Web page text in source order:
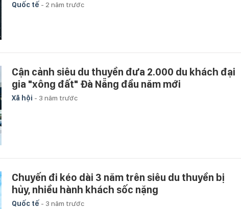
Quốc tế - 2 năm trước
Cận cảnh siêu du thuyền đưa 2.000 du khách đại
gia "xông đất" Đà Nẵng đầu năm mới
Xã hội - 3 năm trước
Chuyến đi kéo dài 3 năm trên siêu du thuyền bị
hủy, nhiều hành khách sốc nặng
Quốc tế - 3 năm trước